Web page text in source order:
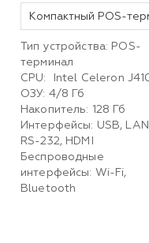
Тип устройства: POS-
терминал
CPU: I ntel Celeron
ОЗУ: 4/8 Гб
Накопитель: 128 Гб
Интерфейсы: USB,
RS-232, HDMI
Беспроводные
интерфейсы: Wi-Fi,
Bluetooth